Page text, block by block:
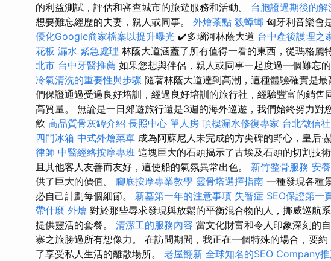
的利益測試，評估和審查城市的旅遊服務和活動。 台胞證過期後的解
想要難忘經歷的夫妻，親人或同事。 外燴茶點 殺蟑螂 匈牙利音樂會
優化Google商家檔案以提升曝光 ✔️多瑙河林蔭大道 台中產後護理之
花板 漏水 緊急處理 林蔭大道涵蓋了所有值得一看的東西，從瑪格麗
北市 台中牙醫推薦 如果您想與伴侶，親人或同事一起度過一個難忘
冷氣清洗的重要性與步驟 隨著林蔭大道達到高潮，這種體驗確實是
們保證通過受過良好培訓，經過良好培訓的旅行社，經驗豐富的銷售
高質量。 無論是一日郊遊旅行還是3週的海外巡遊，我們始終努力對
飲 高品質骨灰罈介紹 長照中心 單人房 頂樓漏水修復專家 台北徵信社
四門冰箱 中式外燴菜單 成為阿蘇尼人未完成的方尖碑的野心，皇后·
律師 中醫經絡按摩專班 這塊巨大的石頭揭示了古埃及石頭的切割技
且其他客人友善而友好，這使船的氣氛異常出色。 新竹整骨服務 安
供了巨大的價值。 腳底按摩專業教學 靈骨塔選擇指南 一種發現各種
必自己計劃每個細節。 新墓第一年的注意事項 失智症 SEO保證第一
帶什麼 外燴 對於那些尋求發現與放鬆的平衡混合物的人，挪威巡航
提供靈活的套餐。 清潔工的服務內容 當文化財富和令人印象深刻的
寨之旅勝過所有想像力。 在訪問期間，我正在一個特殊的場合，要
了享受私人生活的離散場所。 老屋翻新 全球知名的SEO Company